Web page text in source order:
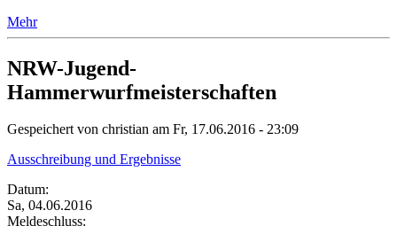
Mehr
NRW-Jugend-
Hammerwurfmeisterschaften
Gespeichert von christian am Fr, 17.06.2016 - 23:09
Ausschreibung und Ergebnisse
Datum:
Sa, 04.06.2016
Meldeschluss: